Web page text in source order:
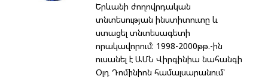
Երևանի ժողովրդական
տնտեսության ինստիտուտը և
ստացել տնտեսագետի
որակավորում: 1998-2000թթ.-ին
ուսանել է ԱՄՆ Վիրգինիա նահանգի
Օլդ Դոմինիոն համալսարանում՝